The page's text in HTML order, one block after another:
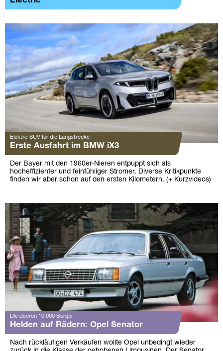
Elektro-SUV für die Langstrecke
Erste Ausfahrt im BMW iX3
Der Bayer mit den 1960er-Nieren entpuppt sich als
hocheffizienter und feinfühliger Stromer. Diverse Kritikpunkte
finden wir aber schon auf den ersten Kilometern. (+ Kurzvideos)
Die oberen 10.000 Burger
Helden auf Rädern: Opel Senator
Nach rückläufigen Verkäufen wollte Opel unbedingt wieder